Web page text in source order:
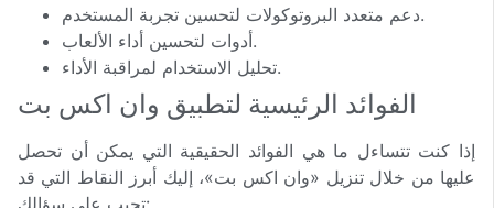
دعم متعدد البروتوكولات لتحسين تجربة المستخدم.
أدوات لتحسين أداء الألعاب.
تحليل الاستخدام لمراقبة الأداء.
الفوائد الرئيسية لتطبيق وان اكس بت
إذا كنت تتساءل ما هي الفوائد الحقيقية التي يمكن أن تحصل
عليها من خلال تنزيل «وان اكس بت»، إليك أبرز النقاط التي قد
تجيب على سؤالك: